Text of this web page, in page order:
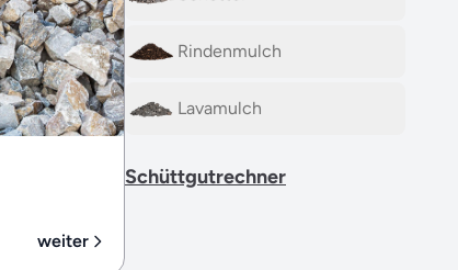
weiter
Rindenmulch
Lavamulch
Schüttgutrechner